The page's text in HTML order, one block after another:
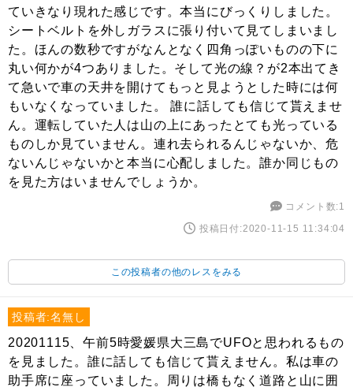
ていきなり現れた感じです。本当にびっくりしました。
シートベルトを外しガラスに張り付いて見てしまいまし
た。ほんの数秒ですがなんとなく四角っぽいものの下に
丸い何かが4つありました。そして光の線？が2本出てき
て急いで車の天井を開けてもっと見ようとした時には何
もいなくなっていました。 誰に話しても信じて貰えませ
ん。運転していた人は山の上にあったとても光っている
ものしか見ていません。連れ去られるんじゃないか、危
ないんじゃないかと本当に心配しました。誰か同じもの
を見た方はいませんでしょうか。
コメント数:1
投稿日付:2020-11-15 11:34:04
この投稿者の他のレスをみる
投稿者:名無し
20201115、午前5時愛媛県大三島でUFOと思われるもの
を見ました。誰に話しても信じて貰えません。私は車の
助手席に座っていました。周りは橋もなく道路と山に囲